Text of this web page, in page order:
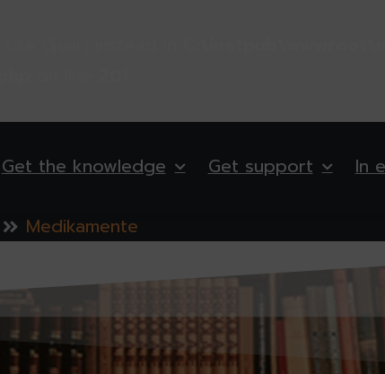
Get the knowledge Get support In
Medikamente